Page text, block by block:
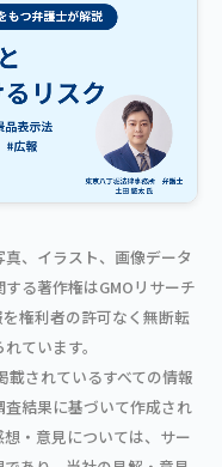
、イラスト、画像データ
る著作権はGMOリサーチ
権利者の許可なく無断転
ています。
載されているすべての情報
結果に基づいて作成され
・意見については、サー